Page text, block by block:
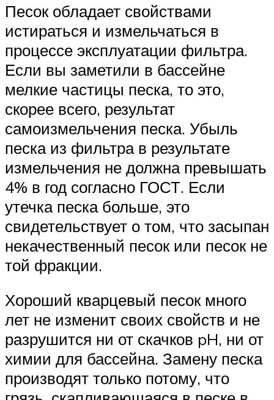
Песок обладает свойствами
истираться и измельчаться в
процессе эксплуатации фильтра.
Если вы заметили в бассейне
мелкие частицы песка, то это,
скорее всего, результат
самоизмельчения песка. Убыль
песка из фильтра в результате
измельчения не должна превышать
4% в год согласно ГОСТ. Если
утечка песка больше, это
свидетельствует о том, что засыпан
некачественный песок или песок не
той фракции.
Хороший кварцевый песок много
лет не изменит своих свойств и не
разрушится ни от скачков pH, ни от
химии для бассейна. Замену песка
производят только потому, что